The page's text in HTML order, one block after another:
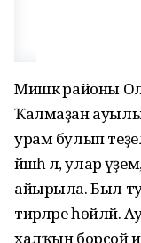
Мишкә районы
Ҡалмаҙан
урам булып
йәшәһә лә, улар
айырыла. Был
тирәләре
халҡын борсой